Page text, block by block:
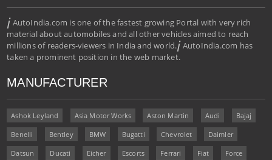
iAutoIndia.com is one of the fastest growing Portal with very rich
material about automobiles and all other vehicles aimed to reach
millions of readers-viewers in India and world.iAutoIndia.com has
taken a prominent position in the web market.
MANUFACTURER
Ashok Leyland Asia Motor Works Aston Martin Audi Bajaj
Benelli Bentley BMW Bugatti Chevrolet Daimler
Datsun Ducati Eicher Escorts Ferrari Fiat Force